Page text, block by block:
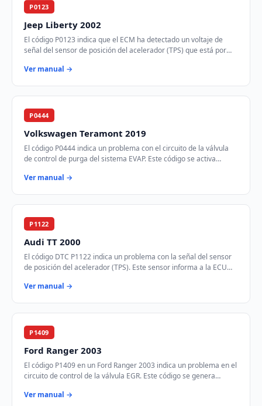
P0123
Jeep Liberty 2002
El código P0123 indica que el ECM ha detectado un voltaje de
señal del sensor de posición del acelerador (TPS) que está por
Ver manual →
P0444
Volkswagen Teramont 2019
El código P0444 indica un problema con el circuito de la válvula
de control de purga del sistema EVAP. Este código se activa
Ver manual →
P1122
Audi TT 2000
El código DTC P1122 indica un problema con la señal del sensor
de posición del acelerador (TPS). Este sensor informa a la ECU
Ver manual →
P1409
Ford Ranger 2003
El código P1409 en un Ford Ranger 2003 indica un problema en el
circuito de control de la válvula EGR. Este código se genera
Ver manual →